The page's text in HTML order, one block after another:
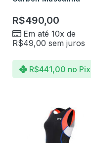
R$490,00
Em até 10x de
R$49,00 sem juros
R$441,00 no Pix